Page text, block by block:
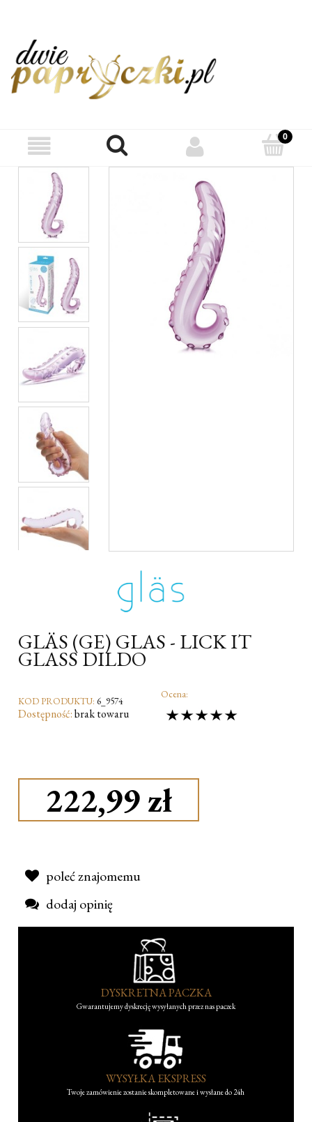
GLÄS (GE) GLAS - LICK IT
GLASS DILDO
KOD PRODUKTU: 6_9574
Dostępność:brak towaru
Ocena:
222,99 zł
poleć znajomemu
dodaj opinię
DYSKRETNA PACZKA
Gwarantujemy dyskrecję wysyłanych przez nas paczek
WYSYŁKA EKSPRESS
Twoje zamówienie zostanie skompletowane i wysłane do 24h